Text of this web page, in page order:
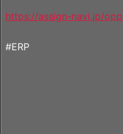
https://assign-navi.jp/
#ERP